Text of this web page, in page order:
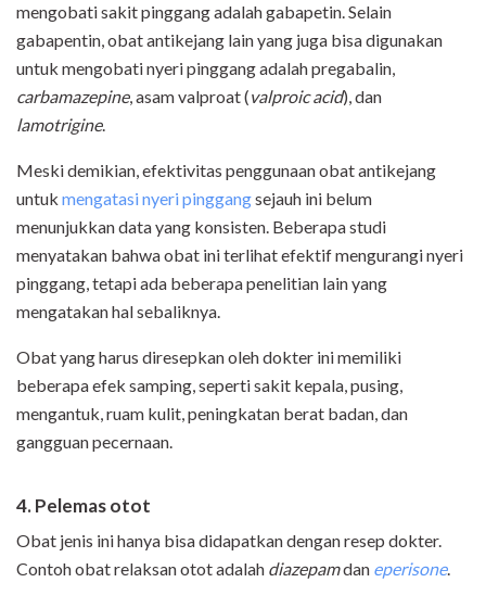
mengobati sakit pinggang adalah gabapetin. Selain
gabapentin, obat antikejang lain yang juga bisa digunakan
untuk mengobati nyeri pinggang adalah pregabalin,
carbamazepine, asam valproat (valproic acid), dan
lamotrigine.
Meski demikian, efektivitas penggunaan obat antikejang
untuk mengatasi nyeri pinggangsejauh ini belum
menunjukkan data yang konsisten. Beberapa studi
menyatakan bahwa obat ini terlihat efektif mengurangi nyeri
pinggang, tetapi ada beberapa penelitian lain yang
mengatakan hal sebaliknya.
Obat yang harus diresepkan oleh dokter ini memiliki
beberapa efek samping, seperti sakit kepala, pusing,
mengantuk, ruam kulit, peningkatan berat badan, dan
gangguan pecernaan.
4. Pelemas otot
Obat jenis ini hanya bisa didapatkan dengan resep dokter.
Contoh obat relaksan otot adalah diazepamdan eperisone.